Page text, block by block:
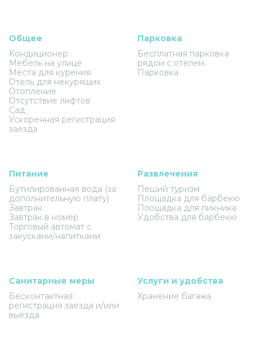
Общее
Кондиционер
Мебель на улице
Места для курения
Отель для некурящих
Отопление
Отсутствие лифтов
Сад
Ускоренная регистрация
заезда
Парковка
Бесплатная парковка
рядом с отелем
Парковка
Питание
Бутилированная вода (за
дополнительную плату)
Завтрак
Завтрак в номер
Торговый автомат с
закусками/напитками
Развлечения
Пеший туризм
Площадка для барбекю
Площадка для пикника
Удобства для барбекю
Санитарные меры
Бесконтактная
регистрация заезда и/или
выезда
Услуги и удобства
Хранение багажа